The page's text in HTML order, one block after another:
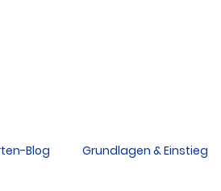
Blog Grundlagen & Einstieg